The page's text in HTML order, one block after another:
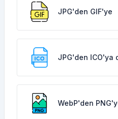
JPG'den GIF'ye
JPG'den ICO'ya
WebP'den